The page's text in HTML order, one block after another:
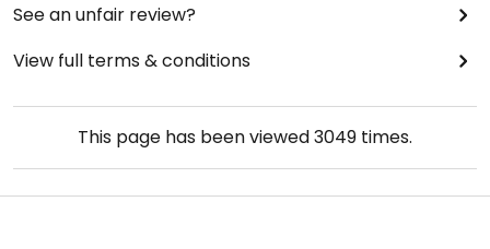
See an unfair review?
View full terms & conditions
This page has been viewed3049 times.